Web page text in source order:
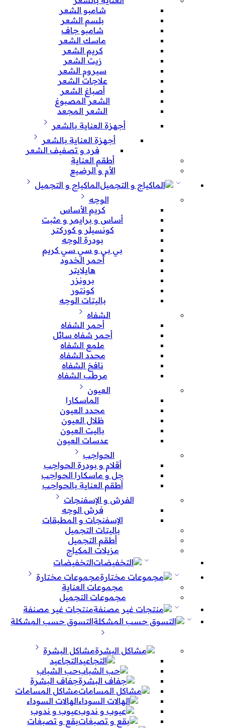
شامبو الشعر
بلسم الشعر
شامبو جاف
ماسك الشعر
كريم الشعر
زيت الشعر
سيروم الشعر
علاجات الشعر
أصباغ الشعر
الشعر المصبوغ
الشعر المجعد
أجهزة العناية بالشعر
أجهزة العناية بالشعر
فرد و تصفيف الشعر
أطقم العناية
الأم و الرضيع
الماكياج و التجميل
الوجه
كريم الأساس
أساس و برايمر و مثبت
كونسيلر و كوركتر
بودرة الوجه
بي بي و سي سي كريم
أحمر الخدود
هايلايتر
برونزر
كونتور
باليتات الوجه
الشفاه
أحمر الشفاه
أحمر شفاه سائل
ملمع الشفاه
محدد الشفاه
نافخ الشفاه
مرطب الشفاه
العيون
الماسكارا
محدد العيون
ظلال العيون
باليت العيون
عدسات العيون
الحواجب
أقلام و بودرة الحواجب
جل و ماسكارا الحواجب
أطقم العناية بالحواجب
الفرش و الإسفنجات
فرش الوجه
الإسفنجات و المطبقات
باليتات التجميل
أطقم التجميل
مزيلات المكياج
التخفيضات
مجموعات مختارة
مجموعات العناية
مجموعات التجميل
منتجات غير مصنفة
التسوق حسب المشكلة
مشاكل البشرة
التجاعيد
حب الشباب
جفاف البشرة
مشاكل المسامات
الهالات السوداء
عيوب و ندوب
بقع و تصبغات